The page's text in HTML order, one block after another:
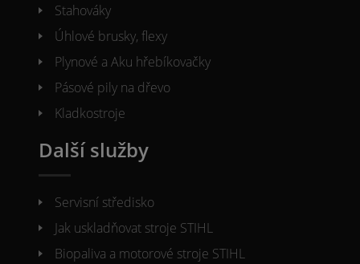
Stahováky
Úhlové brusky, flexy
Plynové a Aku hřebíkovačky
Pásové pily na dřevo
Kladkostroje
Další služby
Servisní středisko
Jak uskladňovat stroje STIHL
Biopaliva a motorové stroje STIHL